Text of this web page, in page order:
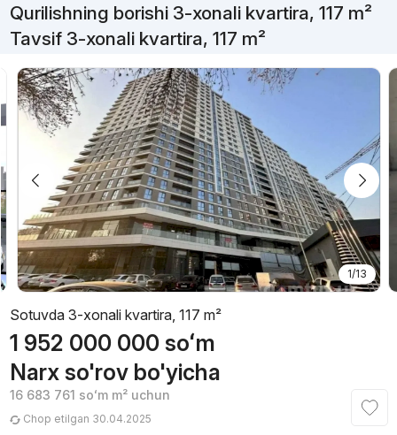
Qurilishning borishi 3-xonali kvartira, 117 m²
Tavsif 3-xonali kvartira, 117 m²
1/13
Sotuvda 3-xonali kvartira, 117 m²
1 952 000 000 soʻm
Narx so'rov bo'yicha
16 683 761 soʻmm² uchun
Chop etilgan 30.04.2025